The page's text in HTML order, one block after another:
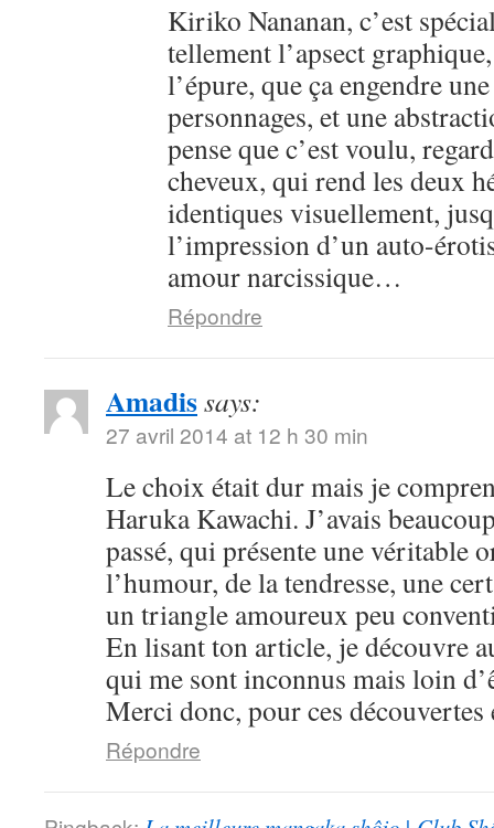
Kiriko Nananan, c’est
tellement l’apsect
l’épure, que ça engendre
personnages, et une
pense que c’est voulu,
cheveux, qui rend les deux
identiques visuellement,
l’impression d’un auto-
amour narcissique…
Répondre
Amadissays:
27 avril 2014 at 12 h 30 min
Le choix était dur mais je
Haruka Kawachi. J’avais
passé, qui présente une véritable
l’humour, de la tendresse, une
un triangle amoureux peu
En lisant ton article, je découvre
qui me sont inconnus mais loin
Merci donc, pour ces
Répondre